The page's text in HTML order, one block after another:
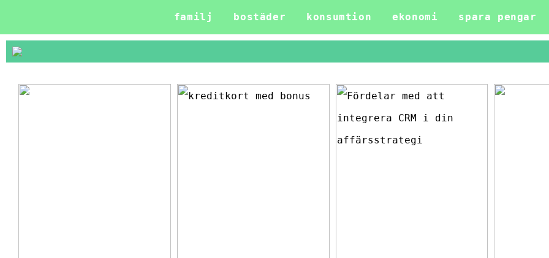
familj bostäder konsumtion ekonomi spara pengar